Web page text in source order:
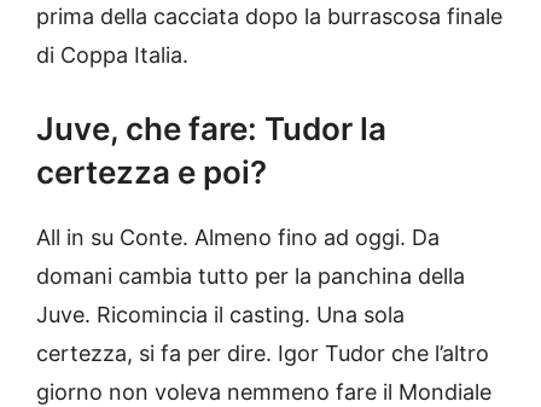
prima della cacciata dopo la burrascosa finale
di Coppa Italia.
Juve, che fare: Tudor la
certezza e poi?
All in su Conte. Almeno fino ad oggi. Da
domani cambia tutto per la panchina della
Juve. Ricomincia il casting. Una sola
certezza, si fa per dire. Igor Tudor che l’altro
giorno non voleva nemmeno fare il Mondiale